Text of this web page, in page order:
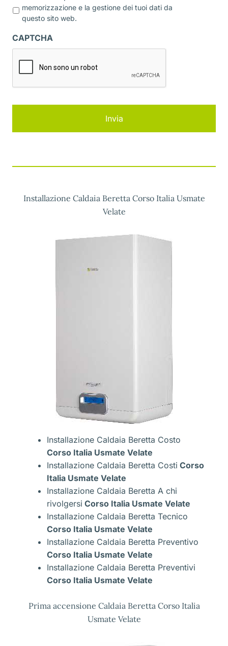
r
i
a
c
memorizzazione e la gestione dei tuoi dati da
questo sito web.
CAPTCHA
Installazione Caldaia Beretta Corso Italia Usmate
Velate
Installazione Caldaia Beretta Costo
Corso Italia Usmate Velate
Installazione Caldaia Beretta Costi Corso
Italia Usmate Velate
Installazione Caldaia Beretta A chi
rivolgersi Corso Italia Usmate Velate
Installazione Caldaia Beretta Tecnico
Corso Italia Usmate Velate
Installazione Caldaia Beretta Preventivo
Corso Italia Usmate Velate
Installazione Caldaia Beretta Preventivi
Corso Italia Usmate Velate
Prima accensione Caldaia Beretta Corso Italia
Usmate Velate